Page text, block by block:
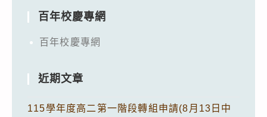
百年校慶專網
百年校慶專網
近期文章
115學年度高二第一階段轉組申請(8月13日中